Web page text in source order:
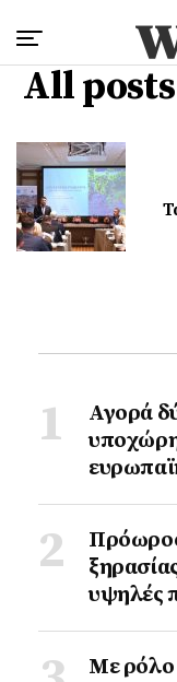
All
Αγορά
υψηλές
Με ρόλο